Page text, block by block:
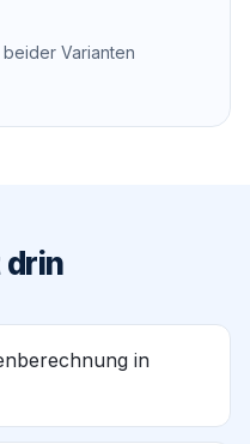
Varianten
drin
in